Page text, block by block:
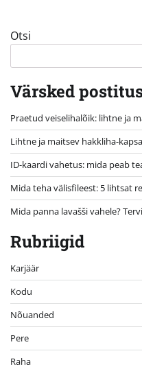
Otsi
Värsked
Praetud veiselihalõik: lihtne ja
Lihtne ja maitsev hakkliha-
ID-kaardi vahetus: mida peab
Mida teha välisfileest: 5 lihtsat
Mida panna lavašši vahele?
Rubriigid
Karjäär
Kodu
Nõuanded
Pere
Raha